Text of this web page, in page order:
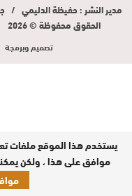
مدير النشر : حفيظة الدليمي /
الحقوق محفوظة © 2026
تصميم وبرمجة
يستخدم هذا الموقع ملفات
موافق على هذا ، ولكن